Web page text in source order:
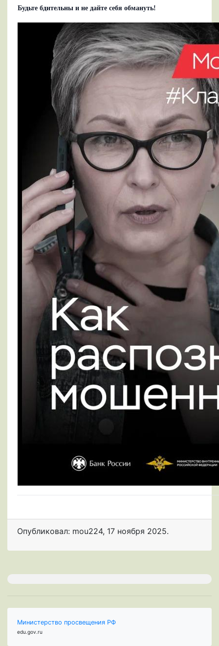
Будьте бдительны и не дайте себя обмануть!
Опубликовал: mou224, 17 ноября 2025.
Министерство просвещения РФ
edu.gov.ru